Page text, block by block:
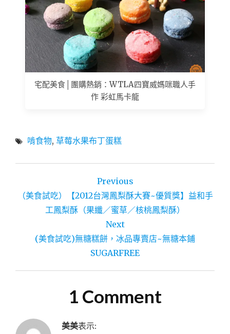
宅配美食│團購熱銷：WTLA四寶威媽咪職人手
作 彩虹馬卡龍
啃食物, 草莓水果布丁蛋糕
章
Previous
（美食試吃）【2012台灣鳳梨酥大賽~優質獎】益和手
工鳳梨酥（果纖／蜜草／核桃鳳梨酥）
Next
(美食試吃)無糖糕餅，冰品專賣店~無糖本鋪
SUGARFREE
1 Comment
美美表示: